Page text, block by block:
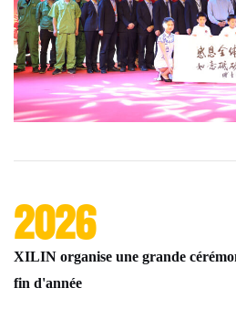
2026
XILIN organise une grande
fin d'année